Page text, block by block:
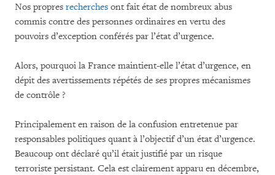
Nos propres recherches ont fait état de nombreux abus
commis contre des personnes ordinaires en vertu des
pouvoirs d’exception conférés par l’état d’urgence.
Alors, pourquoi la France maintient-elle l’état d’urgence, en
dépit des avertissements répétés de ses propres mécanismes
de contrôle ?
Principalement en raison de la confusion entretenue par
responsables politiques quant à l’objectif d’un état d’urgence.
Beaucoup ont déclaré qu’il était justifié par un risque
terroriste persistant. Cela est clairement apparu en décembre,